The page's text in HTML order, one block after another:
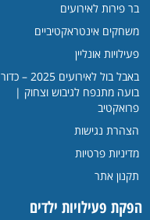
בר פירות לאירועים
משחקים אינטראקטיביים
פעילויות אונליין
באבל בול לאירועים 2025 – כדור
בועה מתנפח לגיבוש וצחוק |
פרואקטיב
הצהרת נגישות
מדיניות פרטיות
תקנון אתר
הפקת פעילויות ילדים